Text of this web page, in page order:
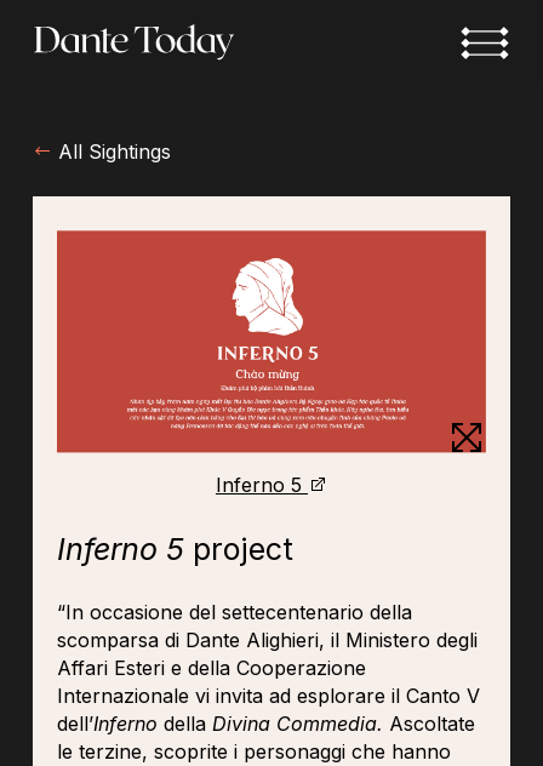
All Sightings
Inferno 5
Inferno 5project
“In occasione del settecentenario della
scomparsa di Dante Alighieri, il Ministero degli
Affari Esteri e della Cooperazione
Internazionale vi invita ad esplorare il Canto V
dell’Inferno della Divina Commedia. Ascoltate
le terzine, scoprite i personaggi che hanno